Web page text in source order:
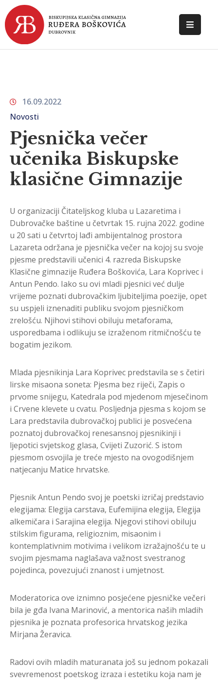
POČETNA
DOKUMENTI
KONTAKT
16.09.2022
Novosti
Pjesnička večer
učenika Biskupske
klasične Gimnazije
U organizaciji Čitateljskog kluba u Lazaretima i
Dubrovačke baštine u četvrtak 15. rujna 2022. godine
u 20 sati u četvrtoj lađi ambijentalnog prostora
Lazareta održana je pjesnička večer na kojoj su svoje
pjesme predstavili učenici 4. razreda Biskupske
Klasične gimnazije Ruđera Boškovića, Lara Koprivec i
Antun Pendo. Iako su ovi mladi pjesnici već dulje
vrijeme poznati dubrovačkim ljubiteljima poezije, opet
su uspjeli iznenaditi publiku svojom pjesničkom
zrelošću. Njihovi stihovi obiluju metaforama,
usporedbama i odlikuju se izraženom ritmičnošću te
bogatim jezikom.
Mlada pjesnikinja Lara Koprivec predstavila se s četiri
lirske misaona soneta: Pjesma bez riječi, Zapis o
prvome snijegu, Katedrala pod mjedenom mjesečinom
i Crvene klevete u cvatu. Posljednja pjesma s kojom se
Lara predstavila dubrovačkoj publici je posvećena
poznatoj dubrovačkoj renesansnoj pjesnikinji i
ljepotici svjetskog glasa, Cvijeti Zuzorić. S istom
pjesmom osvojila je treće mjesto na ovogodišnjem
natjecanju Matice hrvatske.
Pjesnik Antun Pendo svoj je poetski izričaj predstavio
elegijama: Elegija carstava, Eufemijina elegija, Elegija
alkemičara i Sarajina elegija. Njegovi stihovi obiluju
stilskim figurama, religioznim, misaonim i
kontemplativnim motivima i velikom izražajnošću te u
svojim pjesmama naglašava važnost svestranog
pojedinca, povezujući znanost i umjetnost.
Moderatorica ove iznimno posjećene pjesničke večeri
bila je gđa Ivana Marinović, a mentorica naših mladih
pjesnika je poznata profesorica hrvatskog jezika
Mirjana Žeravica.
Radovi ovih mladih maturanata još su jednom pokazali
svevremenost poetskog izraza i estetiku koja nam je